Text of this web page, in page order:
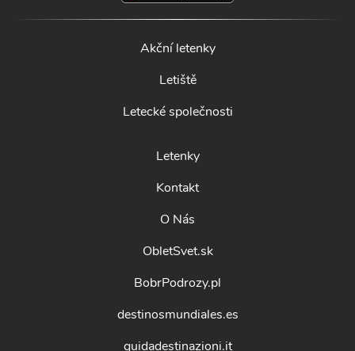
Akční letenky
Letiště
Letecké společnosti
Letenky
Kontakt
O Nás
ObletSvet.sk
BobrPodrozy.pl
destinosmundiales.es
guidadestinazioni.it